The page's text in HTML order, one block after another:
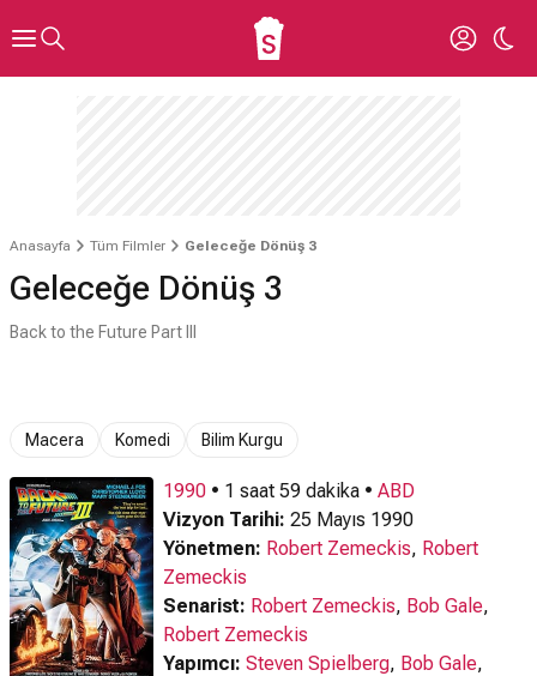
Anasayfa Tüm Filmler Geleceğe Dönüş 3
Geleceğe Dönüş 3
Back to the Future Part III
Macera Komedi Bilim Kurgu
1990 • 1 saat 59 dakika • ABD
Vizyon Tarihi: 25 Mayıs 1990
Yönetmen: Robert Zemeckis, Robert
Zemeckis
Senarist: Robert Zemeckis, Bob Gale,
Robert Zemeckis
Yapımcı: Steven Spielberg, Bob Gale,